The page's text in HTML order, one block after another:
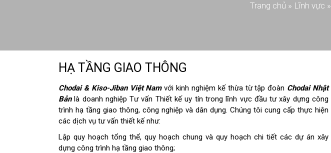
Trang chủ » Lĩnh vực »
HẠ TẦNG GIAO THÔNG
Chodai & Kiso-Jiban Việt Namvới kinh nghiệm kế thừa từ tập đoàn Chodai Nhật
Bảnlà doanh nghiệp Tư vấn Thiết kế uy tín trong lĩnh vực đầu tư xây dựng công
trình hạ tầng giao thông, công nghiệp và dân dụng. Chúng tôi cung cấp thực hiện
các dịch vụ tư vấn thiết kế như:
Lập quy hoạch tổng thể, quy hoạch chung và quy hoạch chi tiết các dự án xây
dựng công trình hạ tầng giao thông;